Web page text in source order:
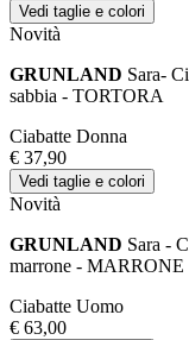
Vedi taglie e colori
Novità
GRUNLAND Sara-
sabbia - TORTORA
Ciabatte Donna
€ 37,90
Vedi taglie e colori
Novità
GRUNLAND Sara -
marrone - MARRONE
Ciabatte Uomo
€ 63,00